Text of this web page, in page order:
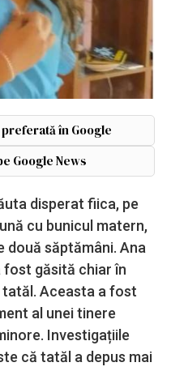
în Google
Google News
disperat fiica, pe
cu bunicul matern,
două săptămâni. Ana
fost găsită chiar în
tatăl. Aceasta a fost
al unei tinere
Investigațiile
că tatăl a depus mai